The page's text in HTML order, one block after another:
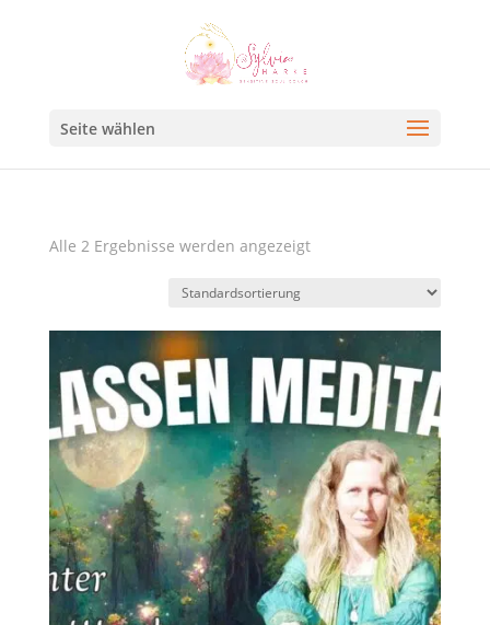
Seite wählen
Alle 2 Ergebnisse werden angezeigt